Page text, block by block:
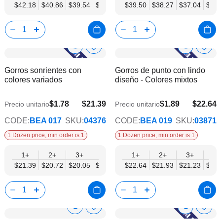
$42.18
$40.86
$39.54
$38.22
$36.90
$35.59
$39.50
$38.27
$37.04
Show
Info
Añadir
deseos
Gorros sonrientes con
colores variados
$21.39
$17.38
Precio unitario$1.78
CODE: BEA 017 SKU:04376
1 Dozen price, min order is 1
1+
$21.39
2+
$20.72
3+
$20.05
$19.39
6+
$18.72
9+
$18.05
12+
$17.38
Show
Info la
Gorros de punto con lindo
diseño - Colores mixtos
$22.64
$18.39
Precio unitario$1.89
CODE: BEA 019 SKU:03871
1 Dozen price, min order is 1
1+
$22.64
2+
$21.93
3+
$21.23
ShowAñadir
Show